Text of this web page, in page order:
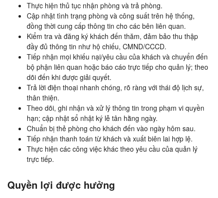
Thực hiện thủ tục nhận phòng và trả phòng.
Cập nhật tình trạng phòng và công suất trên hệ thống,
đồng thời cung cấp thông tin cho các bên liên quan.
Kiểm tra và đăng ký khách đến thăm, đảm bảo thu thập
đầy đủ thông tin như hộ chiếu, CMND/CCCD.
Tiếp nhận mọi khiếu nại/yêu cầu của khách và chuyển đến
bộ phận liên quan hoặc báo cáo trực tiếp cho quản lý; theo
dõi đến khi được giải quyết.
Trả lời điện thoại nhanh chóng, rõ ràng với thái độ lịch sự,
thân thiện.
Theo dõi, ghi nhận và xử lý thông tin trong phạm vi quyền
hạn; cập nhật sổ nhật ký lễ tân hằng ngày.
Chuẩn bị thẻ phòng cho khách đến vào ngày hôm sau.
Tiếp nhận thanh toán từ khách và xuất biên lai hợp lệ.
Thực hiện các công việc khác theo yêu cầu của quản lý
trực tiếp.
Quyền lợi được hưởng